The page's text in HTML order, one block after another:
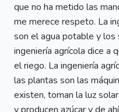
que no ha metido las
me merece respeto. La
son el agua potable y
ingeniería agrícola dice a
el riego. La ingeniería
las plantas son las
existen, toman la luz